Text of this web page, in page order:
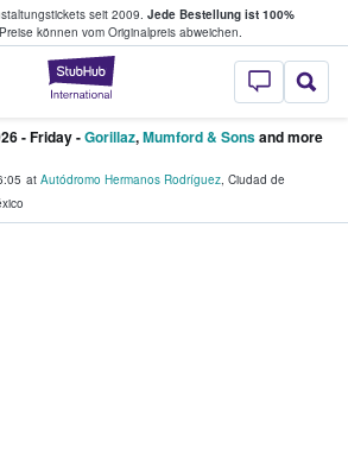
seit 2009. Jede Bestellung ist 100%
können vom Originalpreis abweichen.
StubHub - Wo
& verkaufen
- Friday -Gorillaz,Mumford & Sonsand more
at Autódromo Hermanos Rodríguez, Ciudad de